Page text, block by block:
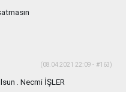
(08.04.2021 22:09 - #163)
. Necmi İŞLER